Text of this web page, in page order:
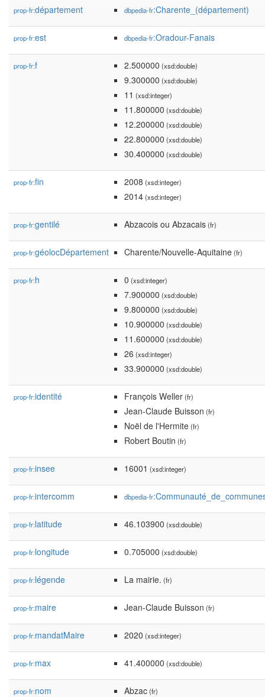
prop-fr:département dbpedia-fr:Charente_(département)
prop-fr:est dbpedia-fr:Oradour-Fanais
prop-fr:f 2.500000 (xsd:double)
9.300000 (xsd:double)
11 (xsd:integer)
11.800000 (xsd:double)
12.200000 (xsd:double)
22.800000 (xsd:double)
30.400000 (xsd:double)
prop-fr:fin 2008 (xsd:integer)
2014(xsd:integer)
prop-fr:gentilé Abzacois ou Abzacais(fr)
prop-fr:géolocDépartement Charente/Nouvelle-Aquitaine(fr)
prop-fr:h 0 (xsd:integer)
7.900000 (xsd:double)
9.800000 (xsd:double)
10.900000 (xsd:double)
11.600000 (xsd:double)
26 (xsd:integer)
33.900000 (xsd:double)
prop-fr:identité François Weller(fr)
Jean-Claude Buisson (fr)
Noël de l'Hermite(fr)
Robert Boutin (fr)
prop-fr:insee 16001 (xsd:integer)
prop-fr:intercomm dbpedia-fr
prop-fr:latitude 46.103900 (xsd:double)
prop-fr:longitude 0.705000 (xsd:double)
prop-fr:légende La mairie. (fr)
prop-fr:maire Jean-Claude Buisson (fr)
prop-fr:mandatMaire 2020 (xsd:integer)
prop-fr:max 41.400000 (xsd:double)
prop-fr:nom Abzac(fr)